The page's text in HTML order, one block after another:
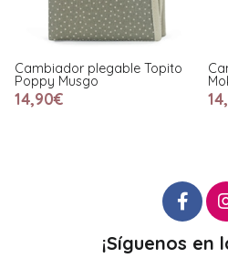
Topito Cambiador
¡Síguenos en